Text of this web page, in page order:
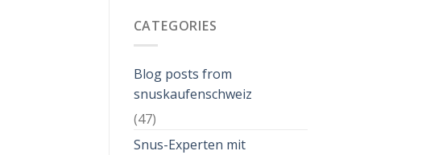
CATEGORIES
Blog posts from
snuskaufenschweiz
(47)
Snus-Experten mit